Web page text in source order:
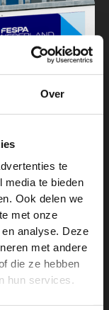
Over
te
media te bieden
Ook delen we
met onze
analyse. Deze
met andere
die ze hebben
hun services.